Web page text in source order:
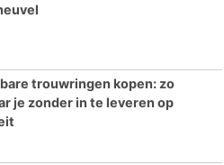
trouwringen kopen: zo
je zonder in te leveren op